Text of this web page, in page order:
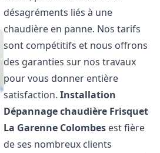
désagréments liés à une
chaudière en panne. Nos tarifs
sont compétitifs et nous offrons
des garanties sur nos travaux
pour vous donner entière
satisfaction.Installation
Dépannage chaudière Frisquet
La Garenne Colombes est fière
de ses nombreux clients